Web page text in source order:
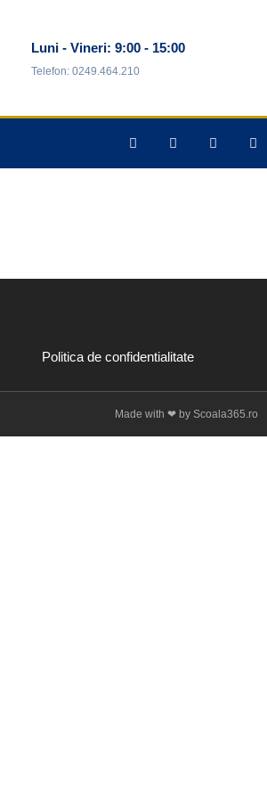
Luni - Vineri: 9:00 - 15:00
Telefon: 0249.464.210
Politica de confidentialitate
Made with ❤ by Scoala365.ro